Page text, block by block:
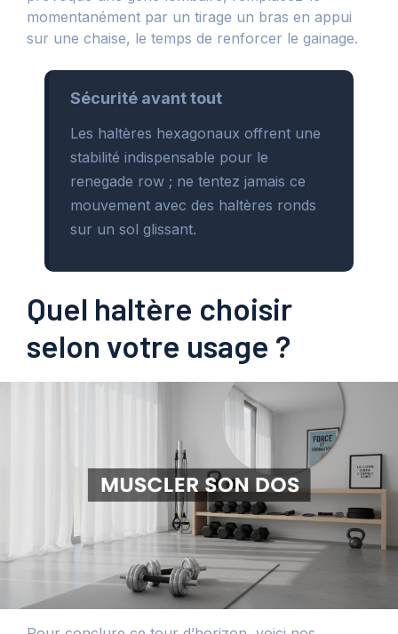
momentanément par un tirage un bras en appui
sur une chaise, le temps de renforcer le gainage.
Sécurité avant tout
Les haltères hexagonaux offrent une
stabilité indispensable pour le
renegade row ; ne tentez jamais ce
mouvement avec des haltères ronds
sur un sol glissant.
Quel haltère choisir
selon votre usage ?